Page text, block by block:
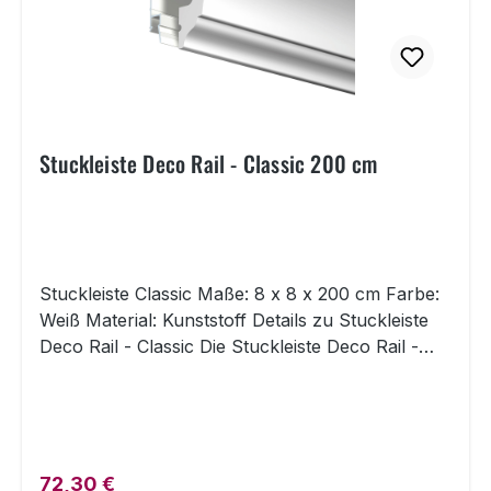
NICHT im Lieferumfang
enthalten!Montagezubehör (4,5 mm Schrauben,
5 mm Dübel) als auch den Spezialkleber Decofix
Power finden Sie unter der Lasche "Zubehör"
Stuckleiste Deco Rail - Classic 200 cm
Stuckleiste Classic Maße: 8 x 8 x 200 cm Farbe:
Weiß Material: Kunststoff Details zu Stuckleiste
Deco Rail - Classic Die Stuckleiste Deco Rail -
flexibles Bildaufhängesystem hinter einer
Regulärer Preis:
72,30 €